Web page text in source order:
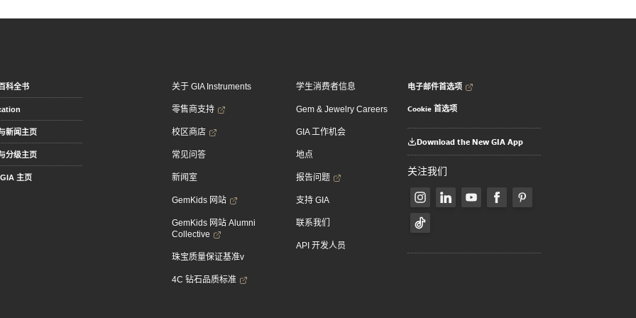
科全书
新闻主页
分级主页
主页
关于 GIA Instruments
零售商支持
校区商店
常见问答
新闻室
GemKids 网站
GemKids 网站 Alumni
Collective
珠宝质量保证基准v
4C 钻石品质标准
学生消费者信息
Gem & Jewelry Careers
GIA 工作机会
地点
报告问题
支持 GIA
联系我们
API 开发人员
电子邮件首选项
Cookie 首选项
Download the New GIA App
关注我们